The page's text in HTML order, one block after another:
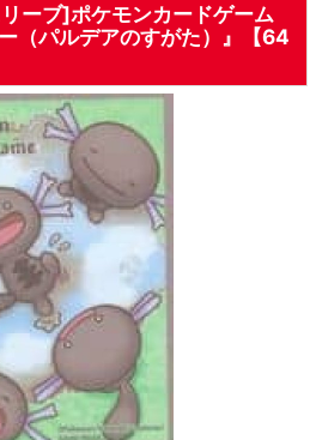
ーブ]ポケモンカードゲーム
（パルデアのすがた）』【64